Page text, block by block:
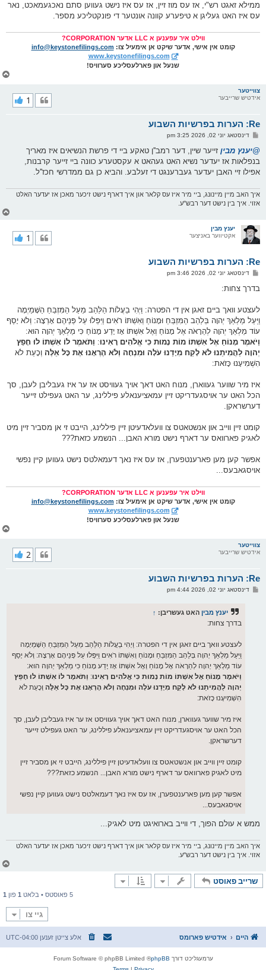
ממילא זאגט רש"י, אז עס מוז זיין, אז עס איז נישט געווען סתם נאכגעמאכט, נאר
עס איז האט געליגן א טיפערע קוונה אונטער די פונקטליכע מספר.
ווילט איר עפענען א LLC אדער CORPORATION?
קומט אין אישי, אדער שיקט אן אימעיל צו: info@keystonefilings.com
www.keystonefilings.com
שנעל און פארלעסליכע סערוויס!
צווייטער
אידטיש שרייבער
Re: הערות בפרשיות השבוע
1
פ
ו
ט
דינסטאג יוני 02, 2026 3:25 pm
@יענץ מבין זייער שיין, דער רמב''ן טאקע ביי די פרשת הנשיאים איז מאריך
בנפלאות אז יעדער נשיא האט געהאט א עקסטערע כוונה ביי זייער קרבנות,
אפילו זיי האבן יעדער געברענגט די זעלבע. והביא כן גם ממדרשי חכז''ל.
איך האב מיין מיינונג, ביי מיר איז עס קלאר און איך דארף נישט זיכער מאכן אז יעדער האלט
אזוי. איך בין נישט דער רבש''ע.
יענץ מבין
אקטיווער באניצער
Re: הערות בפרשיות השבוע
1
פ
ו
דינסטאג יוני 02, 2026 3:46 pm
בדרך צחות:
לעצטע וואך ביים זאגן אין די הפטרה: וַיְהִי בַעֲלוֹת הַלַּהַב מֵעַל הַמִּזְבֵּחַ הַשָּׁמַיְמָה
וַיַּעַל מַלְאַךְ יְהוָה בְּלַהַב הַמִּזְבֵּחַ וּמָנוֹחַ וְאִשְׁתּוֹ רֹאִים וַיִּפְּלוּ עַל פְּנֵיהֶם אָרְצָה: וְלֹא יָסַף
עוֹד מַלְאַךְ יְהוָה לְהֵרָאֹה אֶל מָנוֹחַ וְאֶל אִשְׁתּוֹ אָז יָדַע מָנוֹחַ כִּי מַלְאַךְ יְהוָה הוּא:
וַיֹּאמֶר מָנוֹחַ אֶל אִשְׁתּוֹ מוֹת נָמוּת כִּי אֱלֹהִים רָאִינוּ: וַתֹּאמֶר לוֹ אִשְׁתּוֹ לוּ חָפֵץ
יְהוָה לַהֲמִיתֵנוּ לֹא לָקַח מִיָּדֵנוּ עֹלָה וּמִנְחָה וְלֹא הֶרְאָנוּ אֶת כָּל אֵלֶּה וְכָעֵת לֹא
הִשְׁמִיעָנוּ כָּזֹאת:
איז מיר שווער געווארן, מנוח האט דאך אויך געוויסט אז ער איז געבליבן לעבן, סך
הכל האט ער אויסגעדריקט זיין עמאציענאלע פיללינג, ער האט געפילט זייער
דערשראקן.
קומט זיין ווייב און אנשטאטס צו וועלאדעיטן זיין פיללינג, הייבט זי אן מסביר זיין מיט
לאגיק פארוואס ער דארף נישט מורא האבן... הנשמע כזאת???
אפשר קען מען פארענטפערן, אז עס איז נאך דעמאלטס נישט געווען קיין נפשי
אויסגאבעס...
ווילט איר עפענען א LLC אדער CORPORATION?
קומט אין אישי, אדער שיקט אן אימעיל צו: info@keystonefilings.com
www.keystonefilings.com
שנעל און פארלעסליכע סערוויס!
צווייטער
אידטיש שרייבער
Re: הערות בפרשיות השבוע
2
פדינסטאג יוני 02, 2026 4:44 pm
יענץ מבין האט געשריבן: ↑
בדרך צחות:
לעצטע וואך ביים זאגן אין די הפטרה: וַיְהִי בַעֲלוֹת הַלַּהַב מֵעַל הַמִּזְבֵּחַ הַשָּׁמַיְמָה
וַיַּעַל מַלְאַךְ יְהוָה בְּלַהַב הַמִּזְבֵּחַ וּמָנוֹחַ וְאִשְׁתּוֹ רֹאִים וַיִּפְּלוּ עַל פְּנֵיהֶם אָרְצָה: וְלֹא יָסַף
עוֹד מַלְאַךְ יְהוָה לְהֵרָאֹה אֶל מָנוֹחַ וְאֶל אִשְׁתּוֹ אָז יָדַע מָנוֹחַ כִּי מַלְאַךְ יְהוָה הוּא:
וַיֹּאמֶר מָנוֹחַ אֶל אִשְׁתּוֹ מוֹת נָמוּת כִּי אֱלֹהִים רָאִינוּ: וַתֹּאמֶר לוֹ אִשְׁתּוֹ לוּ חָפֵץ
יְהוָה לַהֲמִיתֵנוּ לֹא לָקַח מִיָּדֵנוּ עֹלָה וּמִנְחָה וְלֹא הֶרְאָנוּ אֶת כָּל אֵלֶּה וְכָעֵת לֹא
הִשְׁמִיעָנוּ כָּזֹאת:
איז מיר שווער געווארן, מנוח האט דאך אויך געוויסט אז ער איז געבליבן לעבן, סך
הכל האט ער אויסגעדריקט זיין עמאציענאלע פיללינג, ער האט געפילט זייער
דערשראקן.
קומט זיין ווייב און אנשטאטס צו וועלאדעיטן זיין פיללינג, הייבט זי אן מסביר זיין
מיט לאגיק פארוואס ער דארף נישט מורא האבן... הנשמע כזאת???
אפשר קען מען פארענטפערן, אז עס איז נאך דעמאלטס נישט געווען קיין נפשי
אויסגאבעס...
ממש א עולם הפוך, די ווייב בארואיגט מיט לאגיק...
איך האב מיין מיינונג, ביי מיר איז עס קלאר און איך דארף נישט זיכער מאכן אז יעדער האלט
אזוי. איך בין נישט דער רבש''ע.
שרייב פאוסט
5 פאוסטס • בלאט 1 פון 1
גיי צו
היים אידטיש פארומס אלע צייטן זענען UTC-04:00
ערמעגליכט דורך phpBB
® Forum Software © phpBB Limited